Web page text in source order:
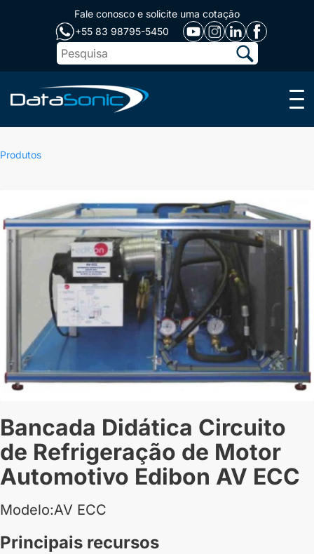
Fale conosco e solicite uma cotação
+55 83 98795-5450
Menu
Produtos
Bancada Didática Circuito
de Refrigeração de Motor
Automotivo Edibon AV ECC
Modelo:AV ECC
Principais recursos